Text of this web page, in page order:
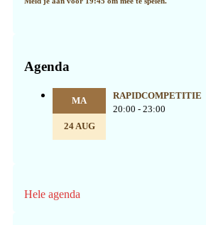
Agenda
MA
24 AUG
RAPIDCOMPETITIE
20:00 - 23:00
Hele agenda